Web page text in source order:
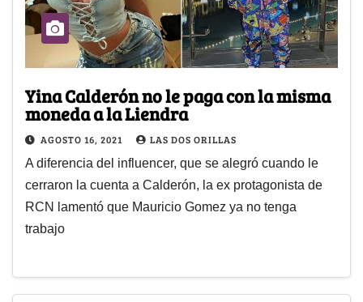
Yina Calderón no le paga con la misma
moneda a la Liendra
AGOSTO 16, 2021 LAS DOS ORILLAS
A diferencia del influencer, que se alegró cuando le
cerraron la cuenta a Calderón, la ex protagonista de
RCN lamentó que Mauricio Gomez ya no tenga
trabajo